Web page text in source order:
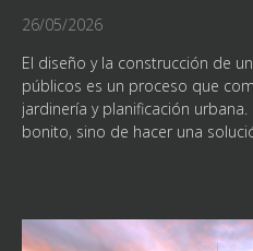
26/05/2026
El diseño y la construcción de
públicos es un proceso que
jardinería y planificación
bonito, sino de hacer una